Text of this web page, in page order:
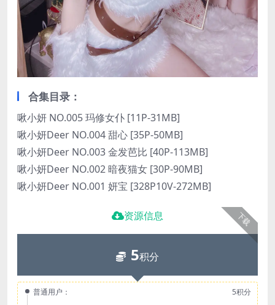
合集目录：
啾小妍 NO.005 玛修女仆 [11P-31MB]
啾小妍Deer NO.004 甜心 [35P-50MB]
啾小妍Deer NO.003 金发芭比 [40P-113MB]
啾小妍Deer NO.002 暗夜猫女 [30P-90MB]
啾小妍Deer NO.001 妍宝 [328P10V-272MB]
下载
资源信息
5积分
普通用户：
5积分